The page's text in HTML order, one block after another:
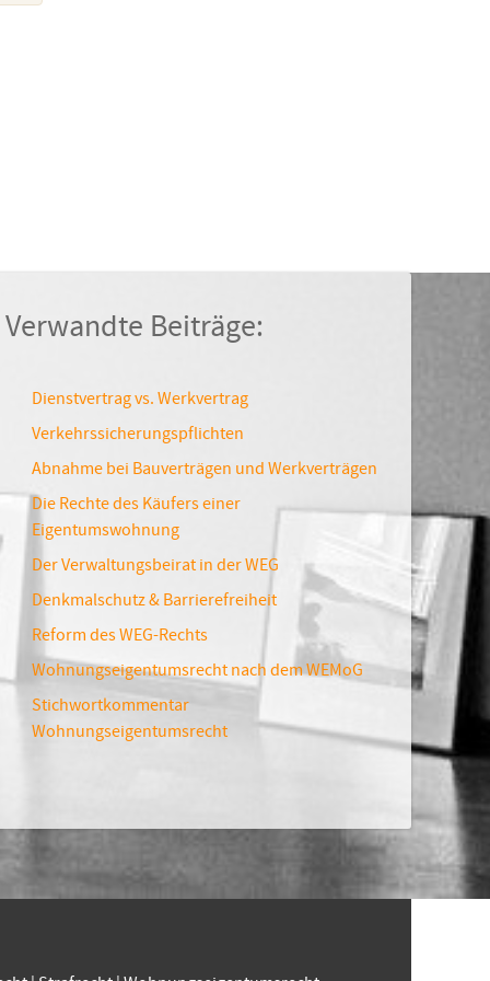
Verwandte Beiträge:
Dienstvertrag vs. Werkvertrag
Verkehrssicherungspflichten
Abnahme bei Bauverträgen und Werkverträgen
Die Rechte des Käufers einer
Eigentumswohnung
Der Verwaltungsbeirat in der WEG
Denkmalschutz & Barrierefreiheit
Reform des WEG-Rechts
Wohnungseigentumsrecht nach dem WEMoG
Stichwortkommentar
Wohnungseigentumsrecht